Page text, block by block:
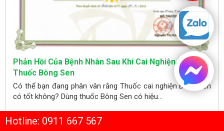
Phản Hồi Của Bệnh Nhân Sau Khi Cai Nghiện Bằng
Thuốc Bông Sen
Có thể bạn đang phân vân rằng Thuốc cai nghiện Bông Sen
có tốt không? Dùng thuốc Bông Sen có hiệu...
XEM TẤT CẢ
Hotline: 0911 667 567